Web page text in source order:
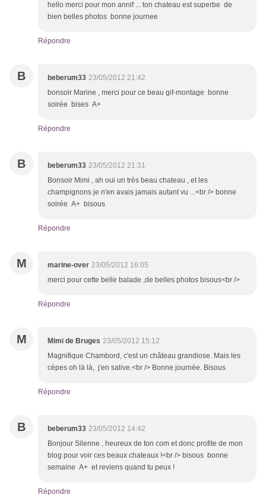
hello merci pour mon annif ... ton chateau est superbe de
bien belles photos bonne journee
Répondre
B beberum33 23/05/2012 21:42
bonsoir Marine , merci pour ce beau gif-montage bonne
soirée bises A+
Répondre
B beberum33 23/05/2012 21:31
Bonsoir Mimi , ah oui un très beau chateau , et les
champignons je n'en avais jamais autant vu ...<br /> bonne
soirée A+ bisous
Répondre
M marine-over 23/05/2012 16:05
merci pour cette belle balade ,de belles photos bisous<br />
Répondre
M Mimi de Bruges 23/05/2012 15:12
Magnifique Chambord, c'est un château grandiose. Mais les
cèpes oh là là, j'en salive.<br /> Bonne journée. Bisous
Répondre
B beberum33 23/05/2012 14:42
Bonjour Silenne , heureux de ton com et donc profite de mon
blog pour voir ces beaux chateaux !<br /> bisous bonne
semaine A+ et reviens quand tu peux !
Répondre